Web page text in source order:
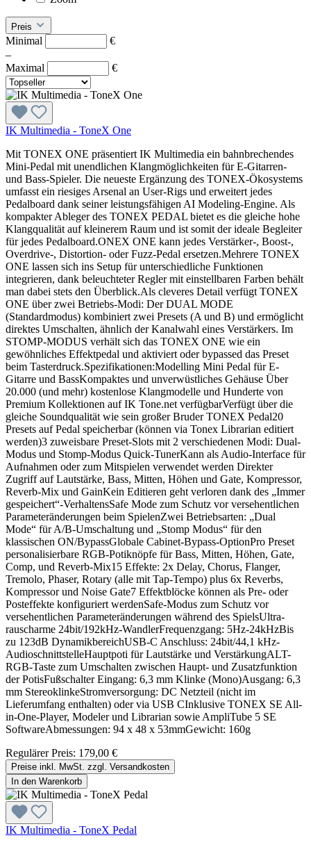
Preis
Minimal
€
–
Maximal
€
IK Multimedia - ToneX One
Mit TONEX ONE präsentiert IK Multimedia ein bahnbrechendes
Mini-Pedal mit unendlichen Klangmöglichkeiten für E-Gitarren-
und Bass-Spieler. Die neueste Ergänzung des TONEX-Ökosystems
umfasst ein riesiges Arsenal an User-Rigs und erweitert jedes
Pedalboard dank seiner leistungsfähigen AI Modeling-Engine. Als
kompakter Ableger des TONEX PEDAL bietet es die gleiche hohe
Klangqualität auf kleinerem Raum und ist somit der ideale Begleiter
für jedes Pedalboard.ONEX ONE kann jedes Verstärker-, Boost-,
Overdrive-, Distortion- oder Fuzz-Pedal ersetzen.Mehrere TONEX
ONE lassen sich ins Setup für unterschiedliche Funktionen
integrieren, dank beleuchteter Regler mit einstellbaren Farben behält
man dabei stets den Überblick.Als cleveres Detail verfügt TONEX
ONE über zwei Betriebs-Modi: Der DUAL MODE
(Standardmodus) kombiniert zwei Presets (A und B) und ermöglicht
direktes Umschalten, ähnlich der Kanalwahl eines Verstärkers. Im
STOMP-MODUS verhält sich das TONEX ONE wie ein
gewöhnliches Effektpedal und aktiviert oder bypassed das Preset
beim Tasterdruck.Spezifikationen:Modelling Mini Pedal für E-
Gitarre und BassKompaktes und unverwüstliches Gehäuse Über
20.000 (und mehr) kostenlose Klangmodelle und Hunderte von
Premium Kollektionen auf IK Tone.net verfügbarVerfügt über die
gleiche Soundqualität wie sein großer Bruder TONEX Pedal20
Presets auf Pedal speicherbar (können via Tonex Librarian editiert
werden)3 zuweisbare Preset-Slots mit 2 verschiedenen Modi: Dual-
Modus und Stomp-Modus Quick-TunerKann als Audio-Interface für
Aufnahmen oder zum Mitspielen verwendet werden Direkter
Zugriff auf Lautstärke, Bass, Mitten, Höhen und Gate, Kompressor,
Reverb-Mix und GainKein Editieren geht verloren dank des „Immer
gespeichert“-VerhaltensSafe Mode zum Schutz vor versehentlichen
Parameteränderungen beim SpielenZwei Betriebsarten: „Dual
Mode“ für A/B-Umschaltung und „Stomp Modus“ für den
klassischen ON/BypassGlobale Cabinet-Bypass-OptionPro Preset
personalisierbare RGB-Potiknöpfe für Bass, Mitten, Höhen, Gate,
Comp, und Reverb-Mix15 Effekte: 2x Delay, Chorus, Flanger,
Tremolo, Phaser, Rotary (alle mit Tap-Tempo) plus 6x Reverbs,
Kompressor und Noise Gate7 Effektblöcke können als Pre- oder
Posteffekte konfiguriert werdenSafe-Modus zum Schutz vor
versehentlichen Parameteränderungen während des SpielsUltra-
rauscharme 24bit/192kHz-WandlerFrequenzgang: 5Hz-24kHzBis
zu 123dB DynamikbereichUSB-C Anschluss: 24bit/44,1 kHz-
AudioschnittstelleHauptpoti für Lautstärke und VerstärkungALT-
RGB-Taste zum Umschalten zwischen Haupt- und Zusatzfunktion
der PotisFußschalter Eingang: 6,3 mm Klinke (Mono)Ausgang: 6,3
mm StereoklinkeStromversorgung: DC Netzteil (nicht im
Lieferumfang enthalten) oder via USB CInklusive TONEX SE All-
in-One-Player, Modeler und Librarian sowie AmpliTube 5 SE
SoftwareAbmessungen: 94 x 48 x 53mmGewicht: 160g
Regulärer Preis: 179,00 €
Preise inkl. MwSt. zzgl. Versandkosten
In den Warenkorb
IK Multimedia - ToneX Pedal